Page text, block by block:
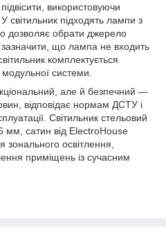
використовуючи
світильник підходять лампи з
дозволяє обрати джерело
зазначити, що лампа не входить
комплектується
системи.
але й безпечний —
відповідає нормам ДСТУ і
Світильник стельовий
сатин від ElectroHouse
освітлення,
приміщень із сучасним